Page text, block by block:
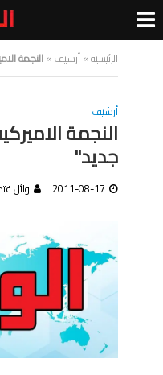
الرئيسية»أرشيف»النجمة
أرشيف
النجمة
جديد"
2011-08-17 وائل